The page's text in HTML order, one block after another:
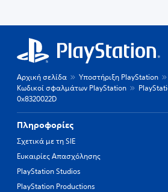
Αρχική σελίδα
Υποστήριξη PlayStation
Κωδικοί σφαλμάτων PlayStation
0x8320022D
Πληροφορίες
Σχετικά με τη SIE
Ευκαιρίες Απασχόλησης
PlayStation Studios
PlayStation Productions